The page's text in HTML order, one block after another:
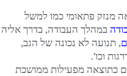
מנזק פתאומי כמו למשל
במהלך העבודה, בדרך אליה
, תנועה לא נכונה של הגב,
וכו'.
כתוצאה מפעילות ממושכת